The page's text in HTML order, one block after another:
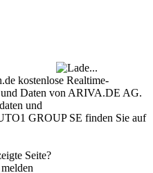
kostenlose Realtime-
Daten von ARIVA.DE AG.
und
GROUP SE finden Sie auf
Seite?